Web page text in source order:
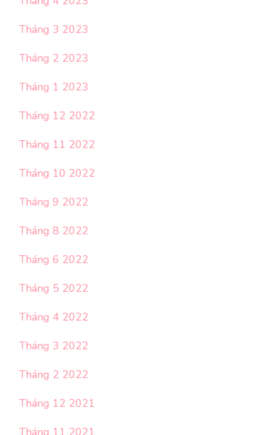
Tháng 3 2023
Tháng 2 2023
Tháng 1 2023
Tháng 12 2022
Tháng 11 2022
Tháng 10 2022
Tháng 9 2022
Tháng 8 2022
Tháng 6 2022
Tháng 5 2022
Tháng 4 2022
Tháng 3 2022
Tháng 2 2022
Tháng 12 2021
Tháng 11 2021